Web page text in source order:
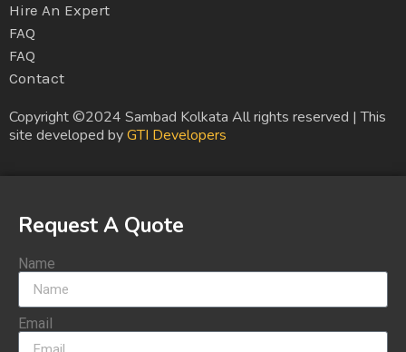
Hire An Expert
FAQ
FAQ
Contact
Copyright ©2024 Sambad Kolkata All rights reserved | This
site developed byGTI Developers
Request A Quote
Name
Email